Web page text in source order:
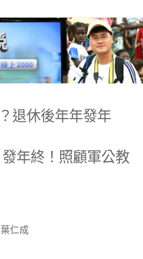
退休後年年發年
年終！照顧軍公教
仁成